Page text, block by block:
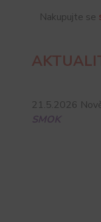
Nakupujte se
21.5.2026
SMOK